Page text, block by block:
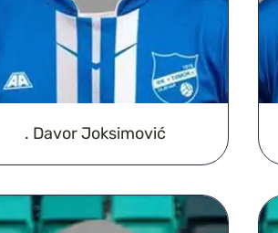
. Davor Joksimović